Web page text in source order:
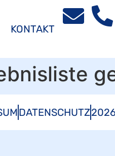
KONTAKT
DATENSCHUTZ